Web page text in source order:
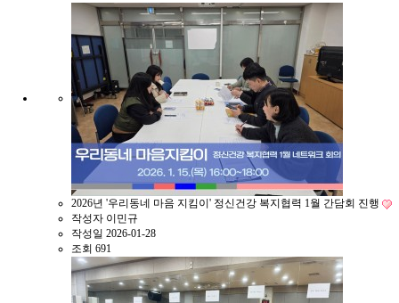
2026년 '우리동네 마음 지킴이' 정신건강 복지협력 1월 간담회 진행
작성자 이민규
작성일 2026-01-28
조회 691